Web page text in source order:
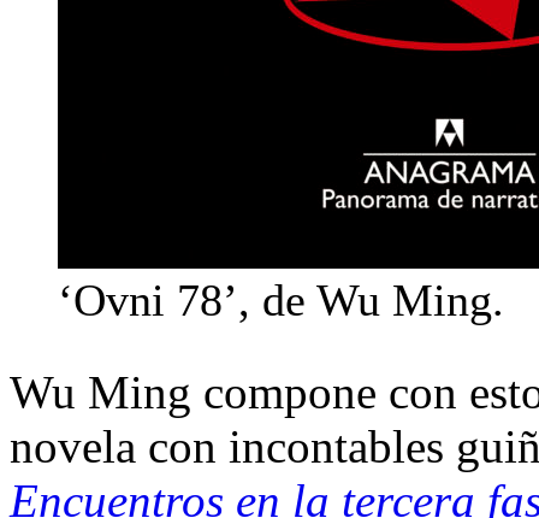
‘Ovni 78’, de Wu Ming.
Wu Ming compone con
novela con incontables
Encuentros en la tercera